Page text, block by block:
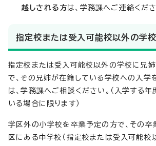
越しされる方は、学務課へご連絡くだ
指定校または受入可能校以外の学
指定校または受入可能校以外の学校に兄
で、その兄姉が在籍している学校への入学
は、学務課へご相談ください。（入学する
いる場合に限ります）
学区外の小学校を卒業予定の方で、その卒
区にある中学校（指定校または受入可能校